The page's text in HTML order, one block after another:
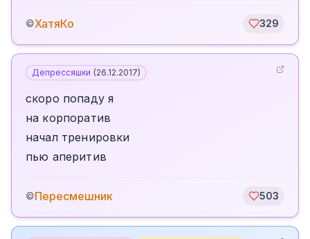
©ХатяКо 329
Депрессяшки (26.12.2017)
скоро попаду я
на корпоратив
начал тренировки
пью аперитив
©Пересмешник 503